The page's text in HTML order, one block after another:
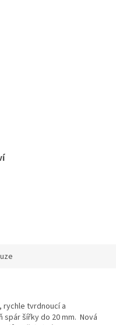
rychle tvrdnoucí a
spár šířky do 20 mm. Nová